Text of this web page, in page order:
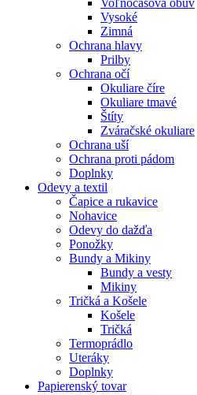
Voľnočasová obuv
Vysoké
Zimná
Ochrana hlavy
Prilby
Ochrana očí
Okuliare číre
Okuliare tmavé
Štíty
Zváračské okuliare
Ochrana uší
Ochrana proti pádom
Doplnky
Odevy a textil
Čapice a rukavice
Nohavice
Odevy do dažďa
Ponožky
Bundy a Mikiny
Bundy a vesty
Mikiny
Tričká a Košele
Košele
Tričká
Termoprádlo
Uteráky
Doplnky
Papierenský tovar